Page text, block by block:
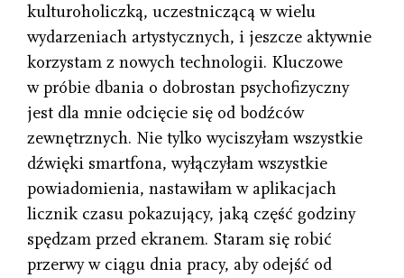
kulturoholiczką, uczestniczącą w wielu
wydarzeniach artystycznych, i jeszcze aktywnie
korzystam z nowych technologii. Kluczowe
w próbie dbania o dobrostan psychofizyczny
jest dla mnie odcięcie się od bodźców
zewnętrznych. Nie tylko wyciszyłam wszystkie
dźwięki smartfona, wyłączyłam wszystkie
powiadomienia, nastawiłam w aplikacjach
licznik czasu pokazujący, jaką część godziny
spędzam przed ekranem. Staram się robić
przerwy w ciągu dnia pracy, aby odejść od